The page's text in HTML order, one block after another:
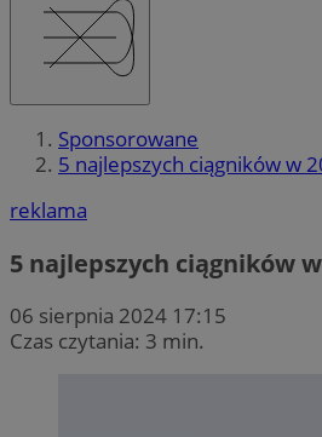
Sponsorowane
5 najlepszych ciągników w
reklama
5 najlepszych ciągników
06 sierpnia 2024 17:15
Czas czytania: 3 min.